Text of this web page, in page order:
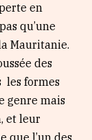
en
qu’une
Mauritanie.
des
les formes
genre mais
et leur